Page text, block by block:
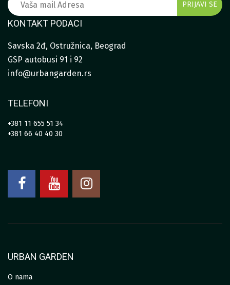
KONTAKT PODACI
Savska 2đ, Ostružnica, Beograd
GSP autobusi 91 i 92
info@urbangarden.rs
TELEFONI
+381 11 655 51 34
+381 66 40 40 30
URBAN GARDEN
O nama